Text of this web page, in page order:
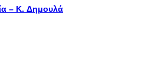
– K. Δημουλά